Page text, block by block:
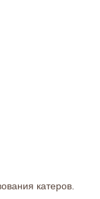
катеров.